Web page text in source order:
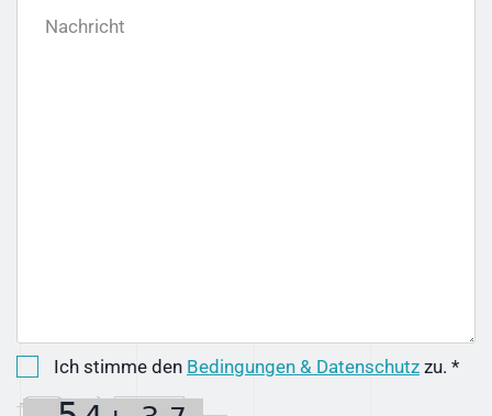
Nachricht
Ich stimme den Bedingungen & Datenschutz zu. *